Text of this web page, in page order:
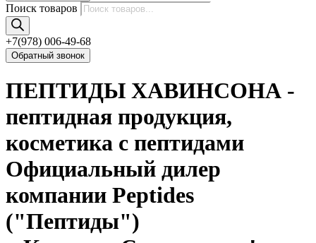
Поиск товаров
+7(978) 006-49-68
Обратный звонок
ПЕПТИДЫ ХАВИНСОНА -
пептидная продукция,
косметика с пептидами
Официальный дилер
компании Peptides
("Пептиды")